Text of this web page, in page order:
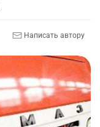
Написать автору